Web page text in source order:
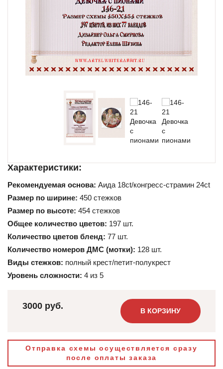
Характеристики:
Рекомендуемая основа: Аида 18ct/конгресс-страмин 24ct
Размер по ширине: 450 стежков
Размер по высоте: 454 стежков
Общее количество цветов: 197 шт.
Количество цветов бленд: 77 шт.
Количество номеров ДМС (мотки): 128 шт.
Виды стежков: полный крест/петит-полукрест
Уровень сложности: 4 из 5
3000 руб. В КОРЗИНУ
Отправка схемы осуществляется сразу
после оплаты заказа